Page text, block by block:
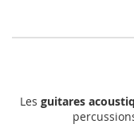
Les guitares